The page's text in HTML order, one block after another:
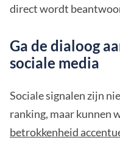
direct wordt
Ga de dialoog
sociale media
Sociale signalen zijn
ranking, maar kunnen
betrokkenheid